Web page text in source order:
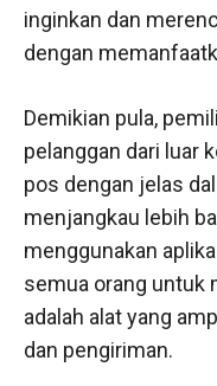
inginkan dan
dengan
Demikian pula,
pelanggan dari luar
pos dengan jelas
menjangkau lebih
menggunakan
semua orang untuk
adalah alat yang
dan pengiriman.